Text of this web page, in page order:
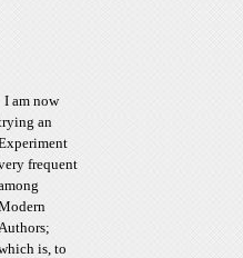
I am now
an
frequent
is, to